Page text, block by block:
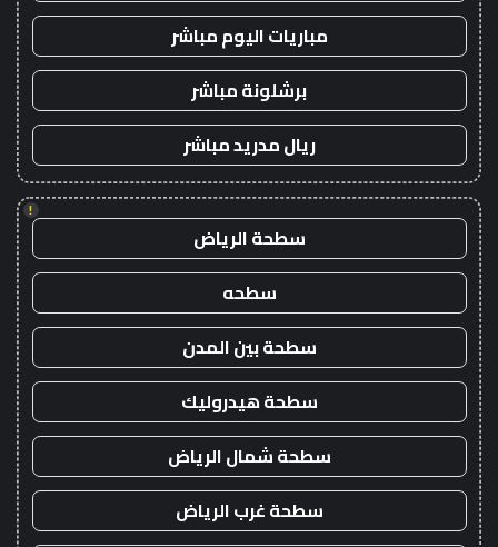
مباريات اليوم مباشر
برشلونة مباشر
ريال مدريد مباشر
!
سطحة الرياض
سطحه
سطحة بين المدن
سطحة هيدروليك
سطحة شمال الرياض
سطحة غرب الرياض